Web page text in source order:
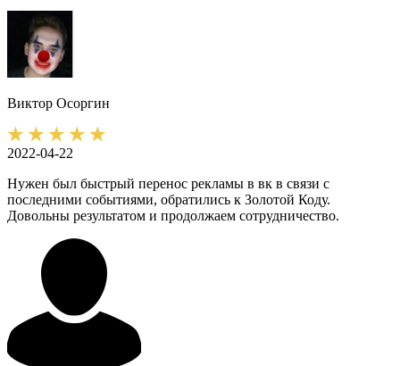
Виктор Осоргин
2022-04-22
Нужен был быстрый перенос рекламы в вк в связи с
последними событиями, обратились к Золотой Коду.
Довольны результатом и продолжаем сотрудничество.